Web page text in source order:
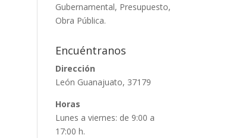
Gubernamental, Presupuesto,
Obra Pública.
Encuéntranos
Dirección
León Guanajuato, 37179
Horas
Lunes a viernes: de 9:00 a
17:00 h.